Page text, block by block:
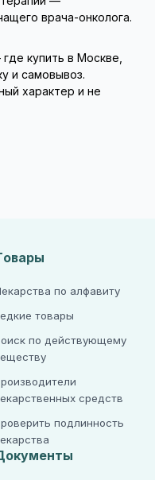
врача-онколога.
купить в Москве,
и самовывоз.
характер и не
по алфавиту
товары
по действующему
средств
подлинность